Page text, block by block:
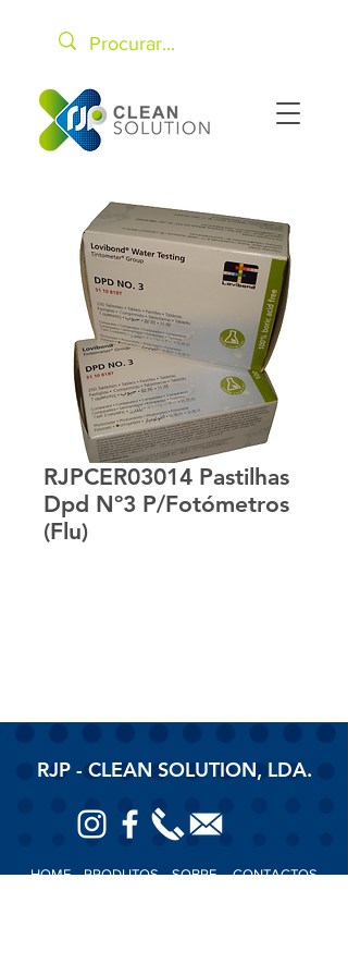
RJPCER03014 Pastilhas
Dpd Nº3 P/Fotómetros
(Flu)
RJP - CLEAN SOLUTION, LDA.
HOMEPRODUTOSSOBRE CONTACTOS